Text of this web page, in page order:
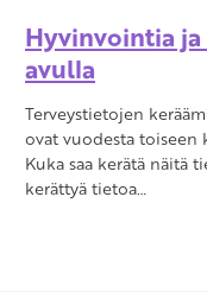
Hyvinvointia
avulla
Terveystietojen
ovat vuodesta toiseen
Kuka saa kerätä näitä
kerättyä tietoa…